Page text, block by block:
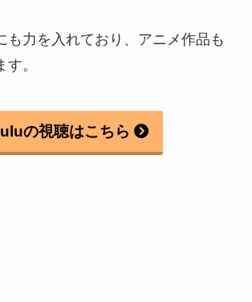
も力を入れており、アニメ作品も
。
の視聴はこちら